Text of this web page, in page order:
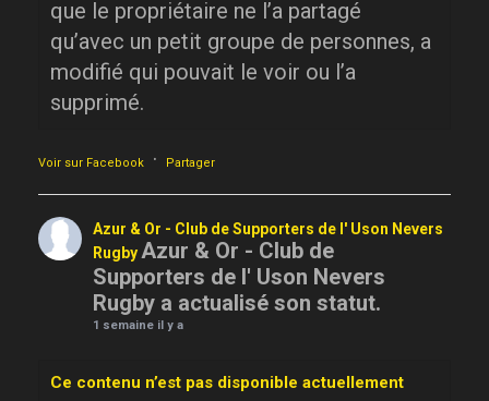
que le propriétaire ne l’a partagé
qu’avec un petit groupe de personnes, a
modifié qui pouvait le voir ou l’a
supprimé.
Voir sur Facebook · Partager
Azur & Or - Club de Supporters de l' Uson Nevers
RugbyAzur & Or - Club de
Supporters de l' Uson Nevers
Rugby a actualisé son statut.
1 semaine il y a
Ce contenu n’est pas disponible actuellement